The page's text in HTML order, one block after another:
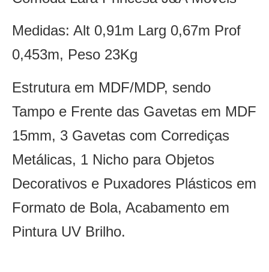
Medidas: Alt 0,91m Larg 0,67m Prof
0,453m, Peso 23Kg
Estrutura em MDF/MDP, sendo
Tampo e Frente das Gavetas em MDF
15mm, 3 Gavetas com Corrediças
Metálicas, 1 Nicho para Objetos
Decorativos e Puxadores Plásticos em
Formato de Bola, Acabamento em
Pintura UV Brilho.